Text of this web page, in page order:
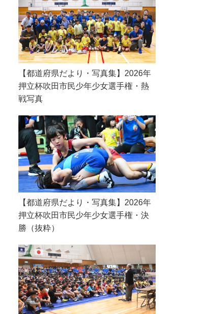
【都道府県だより・写真集】2026年
押立杯吹田市民少年少女選手権・熱
戦写真
【都道府県だより・写真集】2026年
押立杯吹田市民少年少女選手権・決
勝（抜粋）